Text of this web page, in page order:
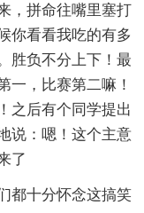
，拼命往嘴里塞打
你看看我吃的有多
胜负不分上下！最
一，比赛第二嘛！
之后有个同学提出
说：嗯！这个主意
了
都十分怀念这搞笑